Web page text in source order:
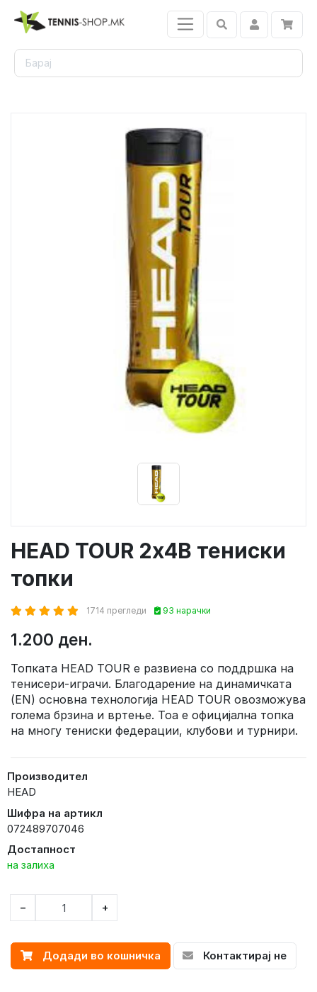
HEAD TOUR 2x4B тениски
топки
1714 прегледи 93 нарачки
1.200 ден.
Топката HEAD TOUR е развиена со поддршка на
тенисери-играчи. Благодарение на динамичката
(EN) основна технологија HEAD TOUR овозможува
голема брзина и вртење. Тоа е официјална топка
на многу тениски федерации, клубови и турнири.
Производител
HEAD
Шифра на артикл
072489707046
Достапност
на залиха
− +
Додади во кошничка Контактирај не